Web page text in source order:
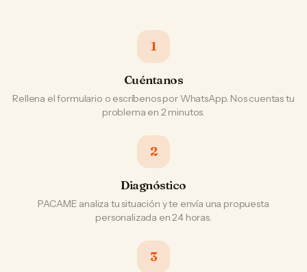
1
Cuéntanos
Rellena el formulario o escríbenos por WhatsApp. Nos cuentas tu
problema en 2 minutos.
2
Diagnóstico
PACAME analiza tu situación y te envía una propuesta
personalizada en 24 horas.
3